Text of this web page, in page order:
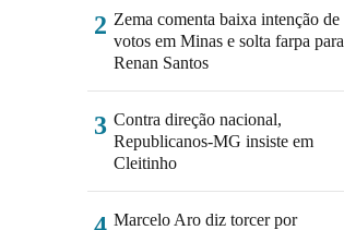
2 Zema comenta baixa intenção de
votos em Minas e solta farpa para
Renan Santos
3 Contra direção nacional,
Republicanos-MG insiste em
Cleitinho
Marcelo Aro diz torcer por